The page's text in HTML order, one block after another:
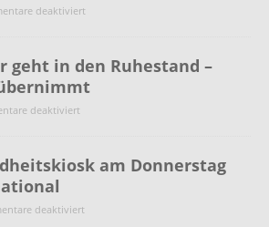
deaktiviert
geht in den Ruhestand –
deaktiviert
am Donnerstag
deaktiviert